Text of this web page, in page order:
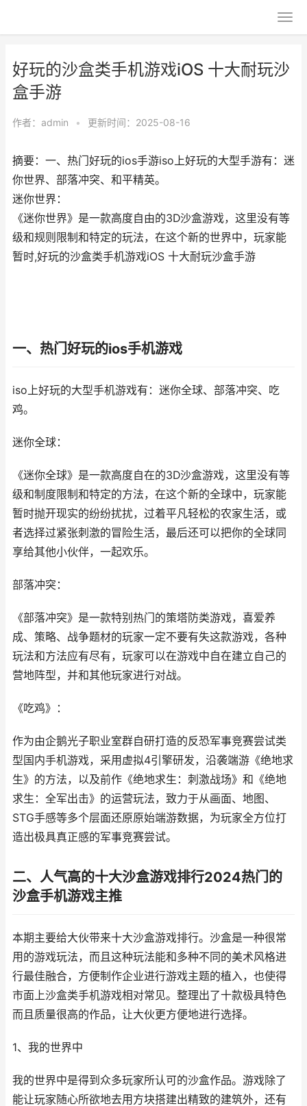
好玩的沙盒类手机游戏iOS 十大耐玩沙
盒手游
作者： admin • 更新时间：2025-08-16
摘要：一、热门好玩的ios手游iso上好玩的大型手游有：迷
你世界、部落冲突、和平精英。
迷你世界：
《迷你世界》是一款高度自由的3D沙盒游戏，这里没有等
级和规则限制和特定的玩法，在这个新的世界中，玩家能
暂时,好玩的沙盒类手机游戏iOS 十大耐玩沙盒手游
一、热门好玩的ios手机游戏
iso上好玩的大型手机游戏有：迷你全球、部落冲突、吃
鸡。
迷你全球：
《迷你全球》是一款高度自在的3D沙盒游戏，这里没有等
级和制度限制和特定的方法，在这个新的全球中，玩家能
暂时抛开现实的纷纷扰扰，过着平凡轻松的农家生活，或
者选择过紧张刺激的冒险生活，最后还可以把你的全球同
享给其他小伙伴，一起欢乐。
部落冲突：
《部落冲突》是一款特别热门的策塔防类游戏，喜爱养
成、策略、战争题材的玩家一定不要有失这款游戏，各种
玩法和方法应有尽有，玩家可以在游戏中自在建立自己的
营地阵型，并和其他玩家进行对战。
《吃鸡》：
作为由企鹅光子职业室群自研打造的反恐军事竞赛尝试类
型国内手机游戏，采用虚拟4引擎研发，沿袭端游《绝地求
生》的方法，以及前作《绝地求生：刺激战场》和《绝地
求生：全军出击》的运营玩法，致力于从画面、地图、
STG手感等多个层面还原原始端游数据，为玩家全方位打
造出极具真正感的军事竞赛尝试。
二、人气高的十大沙盒游戏排行2024热门的
沙盒手机游戏主推
本期主要给大伙带来十大沙盒游戏排行。沙盒是一种很常
用的游戏玩法，而且这种玩法能和多种不同的美术风格进
行最佳融合，方便制作企业进行游戏主题的植入，也使得
市面上沙盒类手机游戏相对常见。整理出了十款极具特色
而且质量很高的作品，让大伙更方便地进行选择。
1、我的世界中
我的世界中是得到众多玩家所认可的沙盒作品。游戏除了
能让玩家随心所欲地去用方块搭建出精致的建筑外，还有